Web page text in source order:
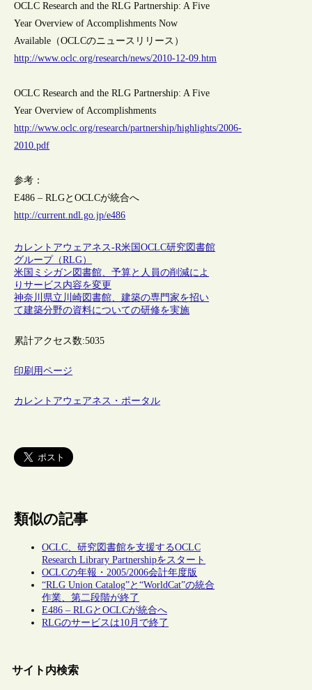
OCLC Research and the RLG Partnership: A Five
Year Overview of Accomplishments Now
Available（OCLCのニュースリリース）
http://www.oclc.org/research/news/2010-12-09.htm
OCLC Research and the RLG Partnership: A Five
Year Overview of Accomplishments
http://www.oclc.org/research/partnership/highlights/2006-
2010.pdf
参考：
E486 – RLGとOCLCが統合へ
http://current.ndl.go.jp/e486
カレントアウェアネス-R米国OCLC研究図書館
グループ（RLG）
米国ミシガン図書館、予算と人員の削減によ
りサービス内容を変更
神奈川県立川崎図書館、建築の専門家を招い
て建築分野の資料についての研修を実施
累計アクセス数:5035
印刷用ページ
カレントアウェアネス・ポータル
類似の記事
OCLC、研究図書館を支援するOCLC
Research Library Partnershipをスタート
OCLCの年報・2005/2006会計年度版
“RLG Union Catalog”と“WorldCat”の統合
作業、第二段階が終了
E486 – RLGとOCLCが統合へ
RLGのサービスは10月で終了
サイト内検索